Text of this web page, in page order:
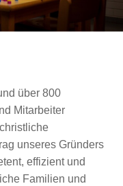
über 800
Mitarbeiter
unseres Gründers
effizient und
Familien und